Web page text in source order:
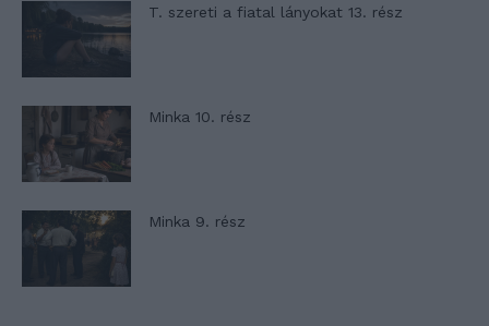
T. szereti a fiatal lányokat 13. rész
Minka 10. rész
Minka 9. rész